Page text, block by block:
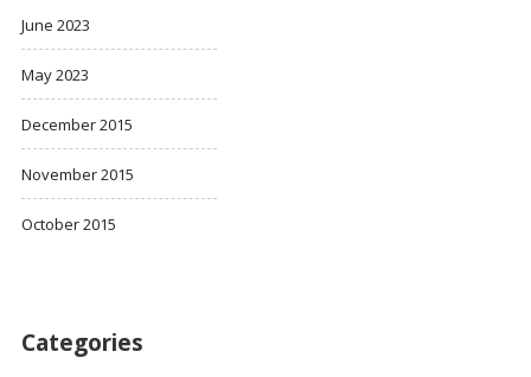
June 2023
May 2023
December 2015
November 2015
October 2015
Categories